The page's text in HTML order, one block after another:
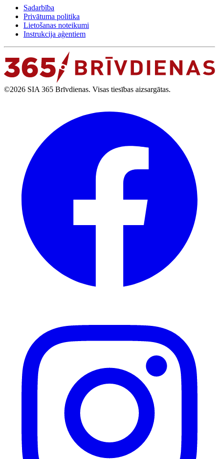
Sadarbība
Privātuma politika
Lietošanas noteikumi
Instrukcija aģentiem
©2026 SIA 365 Brīvdienas. Visas tiesības aizsargātas.